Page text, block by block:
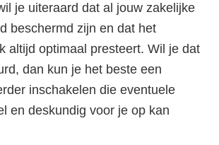
je uiteraard dat al jouw zakelijke
beschermd zijn en dat het
altijd optimaal presteert. Wil je dat
dan kun je het beste een
inschakelen die eventuele
en deskundig voor je op kan